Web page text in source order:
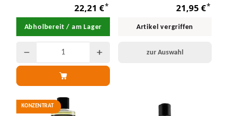
22,21 €*
Abholbereit / am Lager
21,95 €*
Artikel vergriffen
zur Auswahl
KONZENTRAT